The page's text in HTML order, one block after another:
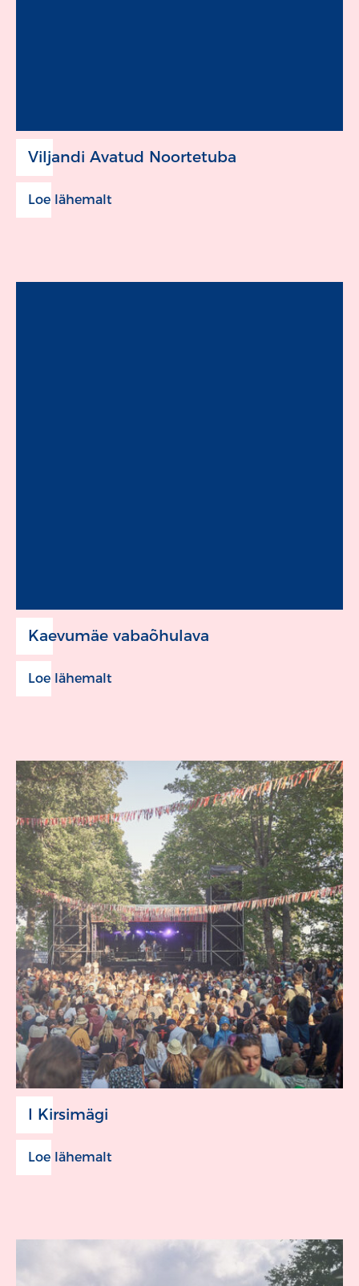
Viljandi Avatud Noortetuba
Loe lähemalt
Kaevumäe vabaõhulava
Loe lähemalt
I Kirsimägi
Loe lähemalt